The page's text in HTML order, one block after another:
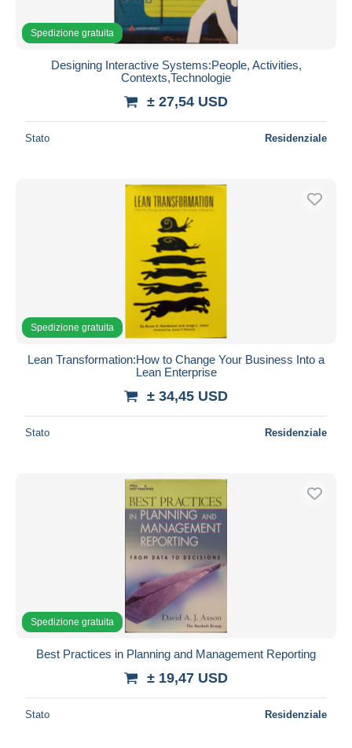
Spedizione gratuita
Designing Interactive Systems:People, Activities,
Contexts,Technologie
± 27,54 USD
Stato Residenziale
Spedizione gratuita
Lean Transformation:How to Change Your Business Into a
Lean Enterprise
± 34,45 USD
Stato Residenziale
Spedizione gratuita
Best Practices in Planning and Management Reporting
± 19,47 USD
Stato Residenziale